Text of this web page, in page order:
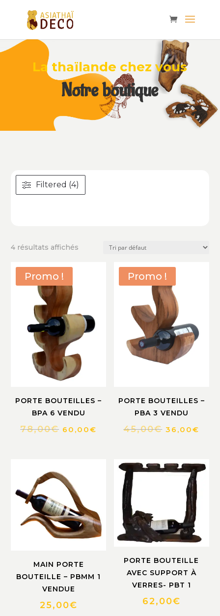
La thaïlande chez vous
Notre boutique
Filtered (4)
4 résultats affichés
Promo !
PORTE BOUTEILLES –
BPA 6 VENDU
78,00€ 60,00€
Promo !
PORTE BOUTEILLES –
PBA 3 VENDU
45,00€ 36,00€
MAIN PORTE
BOUTEILLE – PBMM 1
VENDUE
25,00€
PORTE BOUTEILLE
AVEC SUPPORT À
VERRES- PBT 1
62,00€